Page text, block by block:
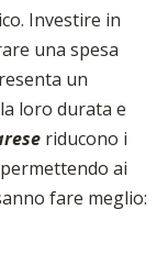
Investire in
una spesa
un
loro durata e
riducono i
ai
fare meglio: